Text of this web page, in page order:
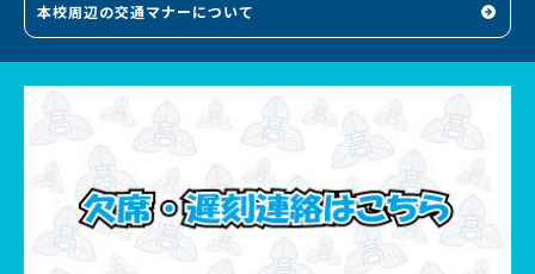
本校周辺の交通マナーについて